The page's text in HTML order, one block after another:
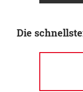
Die